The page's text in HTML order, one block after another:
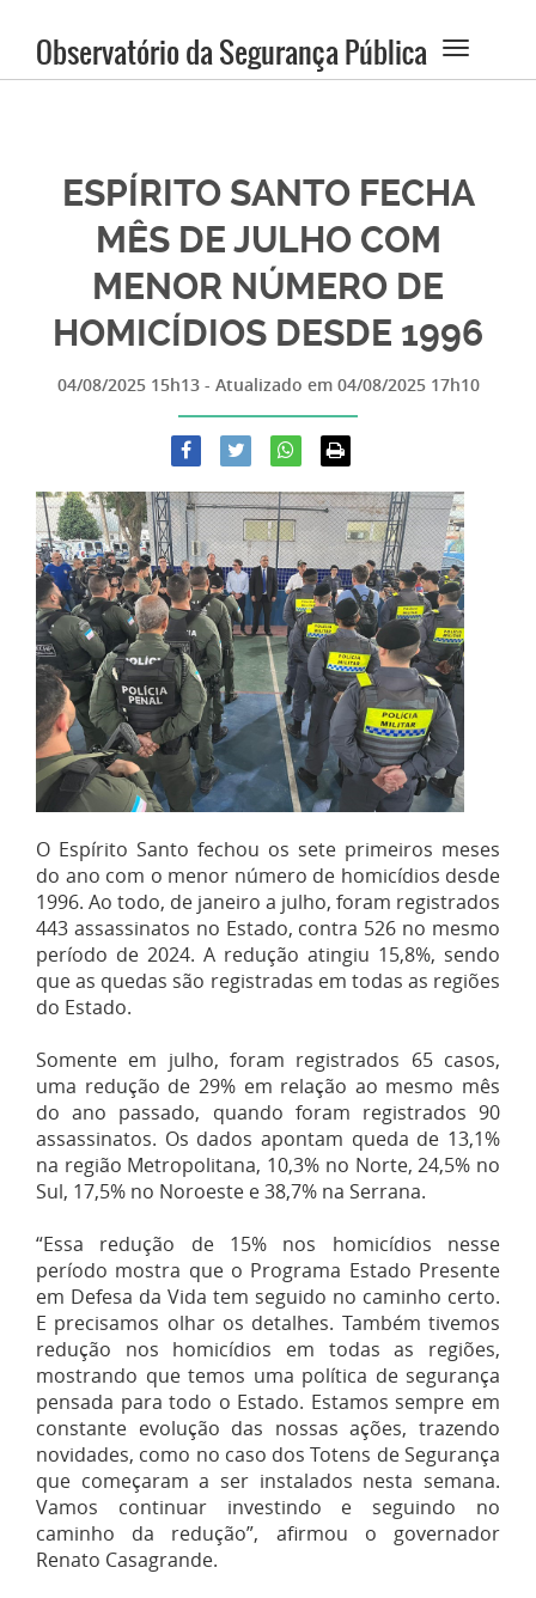
Observatório da Segurança Pública
ESPÍRITO SANTO FECHA
MÊS DE JULHO COM
MENOR NÚMERO DE
HOMICÍDIOS DESDE 1996
04/08/2025 15h13 - Atualizado em 04/08/2025 17h10
O Espírito Santo fechou os sete primeiros meses
do ano com o menor número de homicídios desde
1996. Ao todo, de janeiro a julho, foram registrados
443 assassinatos no Estado, contra 526 no mesmo
período de 2024. A redução atingiu 15,8%, sendo
que as quedas são registradas em todas as regiões
do Estado.
Somente em julho, foram registrados 65 casos,
uma redução de 29% em relação ao mesmo mês
do ano passado, quando foram registrados 90
assassinatos. Os dados apontam queda de 13,1%
na região Metropolitana, 10,3% no Norte, 24,5% no
Sul, 17,5% no Noroeste e 38,7% na Serrana.
“Essa redução de 15% nos homicídios nesse
período mostra que o Programa Estado Presente
em Defesa da Vida tem seguido no caminho certo.
E precisamos olhar os detalhes. Também tivemos
redução nos homicídios em todas as regiões,
mostrando que temos uma política de segurança
pensada para todo o Estado. Estamos sempre em
constante evolução das nossas ações, trazendo
novidades, como no caso dos Totens de Segurança
que começaram a ser instalados nesta semana.
Vamos continuar investindo e seguindo no
caminho da redução”, afirmou o governador
Renato Casagrande.